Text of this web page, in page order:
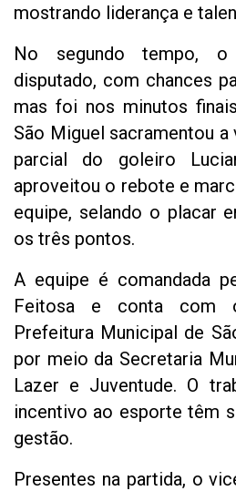
mostrando liderança e
No segundo tempo,
disputado, com chances
mas foi nos minutos
São Miguel sacramentou
parcial do goleiro
aproveitou o rebote e
equipe, selando o placar
os três pontos.
A equipe é comandada
Feitosa e conta com
Prefeitura Municipal de
por meio da Secretaria
Lazer e Juventude. O
incentivo ao esporte têm
gestão.
Presentes na partida, o